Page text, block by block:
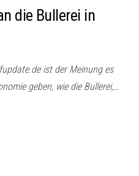
die Bullerei in
ist der Meinung es
geben, wie die Bullerei,…